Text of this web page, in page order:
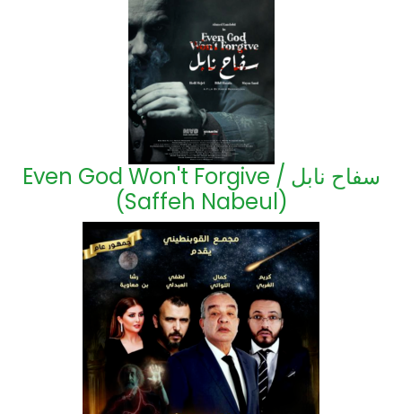
Even God Won't Forgive / سفاح نابل
(Saffeh Nabeul)